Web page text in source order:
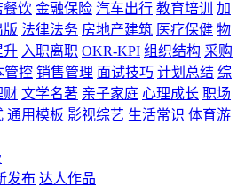
餐饮 金融保险 汽车出行 教育培训
加
版 法律法务 房地产建筑 医疗保健 物
升 入职离职 OKR-KPI 组织结构 采购
管控 销售管理 面试技巧 计划总结 综
财 文学名著 亲子家庭 心理成长 职场
通用模板 影视综艺 生活常识 体育游
发布 达人作品